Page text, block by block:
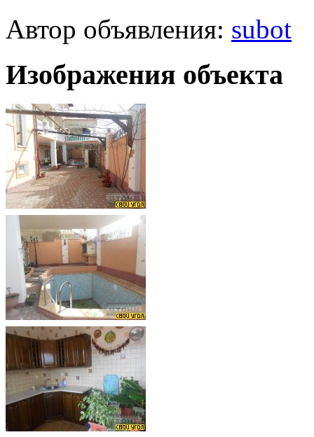
Автор объявления: subot
Изображения объекта